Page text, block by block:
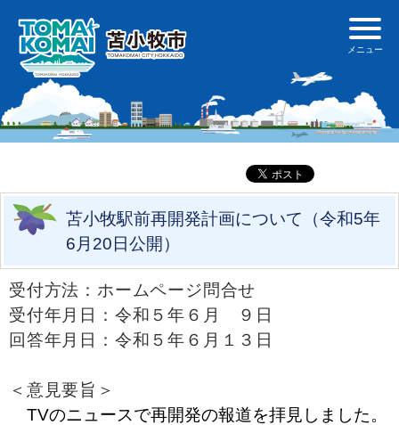
苫小牧駅前再開発計画について（令和5年
6月20日公開）
受付方法：ホームページ問合せ
受付年月日：令和５年６月 ９日
回答年月日：令和５年６月１３日
＜意見要旨＞
TVのニュースで再開発の報道を拝見しました。